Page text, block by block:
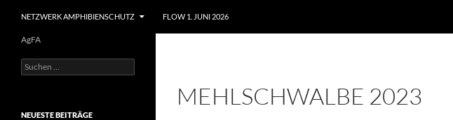
NETZWERK AMPHIBIENSCHUTZ FLOW 1. JUNI 2026
MEHLSCHWALBE 2023
AgFA
Suchen
nach:
NEUESTE BEITRÄGE